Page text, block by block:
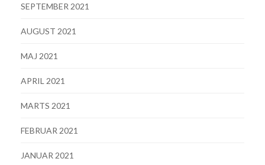
SEPTEMBER 2021
AUGUST 2021
MAJ 2021
APRIL 2021
MARTS 2021
FEBRUAR 2021
JANUAR 2021